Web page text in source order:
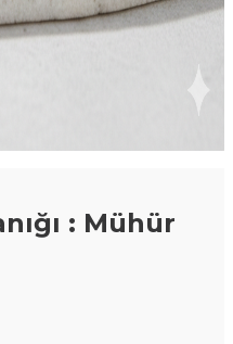
: Mühür